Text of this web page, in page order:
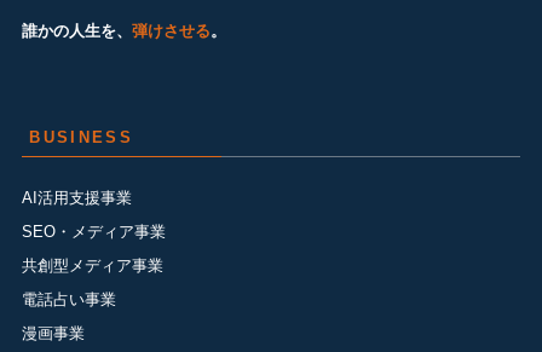
誰かの人生を、 弾けさせる。
BUSINESS
AI活用支援事業
SEO・メディア事業
共創型メディア事業
電話占い事業
漫画事業